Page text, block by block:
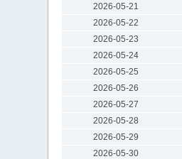
2026-05-21
2026-05-22
2026-05-23
2026-05-24
2026-05-25
2026-05-26
2026-05-27
2026-05-28
2026-05-29
2026-05-30